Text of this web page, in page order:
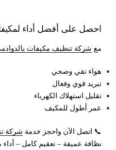
احصل على أفضل أداء
مع شركة تنظيف مكيفات
هواء نقي وصحي
تبريد قوي وفعال
تقليل استهلاك الكهرباء
عمر أطول للمكيف
📞 اتصل الآن واحجز خدمة شركة
نظافة عميقة – تعقيم كامل – أداء